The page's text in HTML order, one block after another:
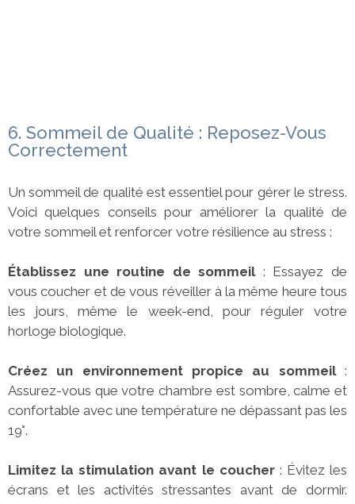
6. Sommeil de Qualité : Reposez-Vous
Correctement
Un sommeil de qualité est essentiel pour gérer le stress.
Voici quelques conseils pour améliorer la qualité de
votre sommeil et renforcer votre résilience au stress :
Établissez une routine de sommeil: Essayez de
vous coucher et de vous réveiller à la même heure tous
les jours, même le week-end, pour réguler votre
horloge biologique.
Créez un environnement propice au sommeil:
Assurez-vous que votre chambre est sombre, calme et
confortable avec une température ne dépassant pas les
19°.
Limitez la stimulation avant le coucher: Évitez les
écrans et les activités stressantes avant de dormir.